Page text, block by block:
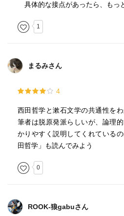
具体的な接点があったら、もっ
1
まるみさん
4
西田哲学と漱石文学の共通性を
筆者は脱原発派らしいが、論理
かりやすく説明してくれている
田哲学」も読んでみよう
0
ROOK-狼gabuさん